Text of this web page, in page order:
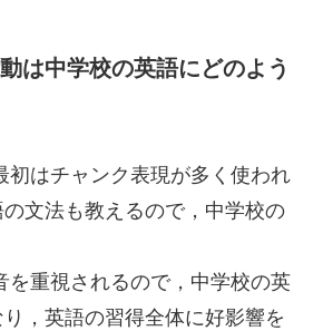
は中学校の英語にどのよう
はチャンク表現が多く使われ
文法も教えるので，中学校の
重視されるので，中学校の英
，英語の習得全体に好影響を